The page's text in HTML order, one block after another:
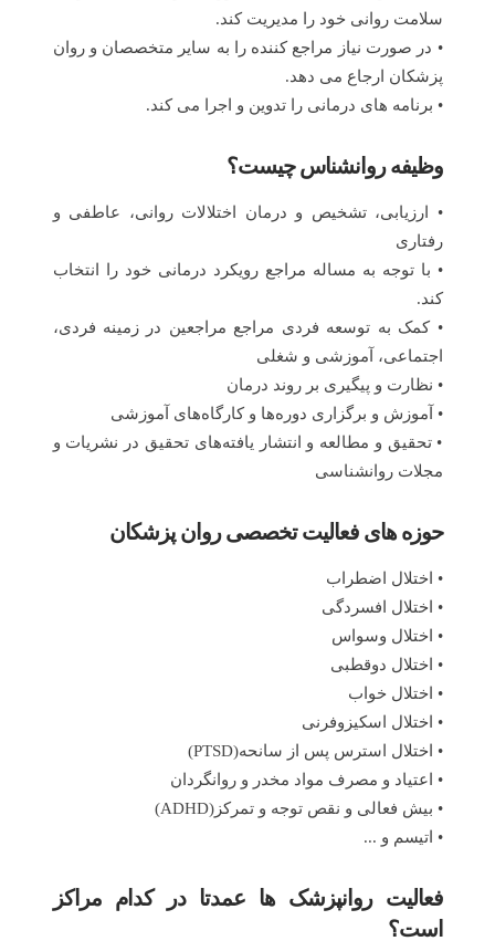
سلامت روانی خود را مدیریت کند.
• در صورت نیاز مراجع کننده را به سایر متخصصان و روان
پزشکان ارجاع می دهد.
• برنامه های درمانی را تدوین و اجرا می کند.
وظیفه روانشناس چیست؟
• ارزیابی، تشخیص و درمان اختلالات روانی، عاطفی و
رفتاری
• با توجه به مساله مراجع رویکرد درمانی خود را انتخاب
کند.
• کمک به توسعه فردی مراجع مراجعین در زمینه فردی،
اجتماعی، آموزشی و شغلی
• نظارت و پیگیری بر روند درمان
• آموزش و برگزاری دوره‌ها و کارگاه‌های آموزشی
• تحقیق و مطالعه و انتشار یافته‌های تحقیق در نشریات و
مجلات روانشناسی
حوزه های فعالیت تخصصی روان پزشکان
• اختلال اضطراب
• اختلال افسردگی
• اختلال وسواس
• اختلال دوقطبی
• اختلال خواب
• اختلال اسکیزوفرنی
• اختلال استرس پس از سانحه(PTSD)
• اعتیاد و مصرف مواد مخدر و روانگردان
• بیش فعالی و نقص توجه و تمرکز(ADHD)
• اتیسم و ...
فعالیت روانپزشک ها عمدتا در کدام مراکز
است؟